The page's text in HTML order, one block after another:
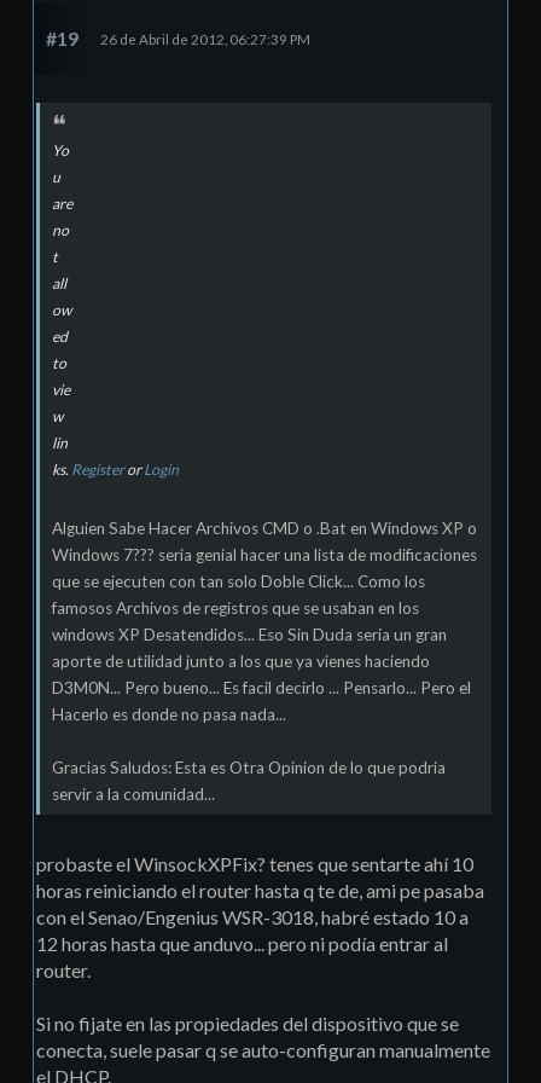
#19 26 de Abril de 2012, 06:27:39 PM
Yo
u
are
no
t
all
ow
ed
to
vie
w
lin
ks. RegisterorLogin
Alguien Sabe Hacer Archivos CMD o .Bat en Windows XP o
Windows 7??? seria genial hacer una lista de modificaciones
que se ejecuten con tan solo Doble Click... Como los
famosos Archivos de registros que se usaban en los
windows XP Desatendidos... Eso Sin Duda seria un gran
aporte de utilidad junto a los que ya vienes haciendo
D3M0N... Pero bueno... Es facil decirlo ... Pensarlo... Pero el
Hacerlo es donde no pasa nada...
Gracias Saludos: Esta es Otra Opinion de lo que podria
servir a la comunidad...
probaste el WinsockXPFix? tenes que sentarte ahí 10
horas reiniciando el router hasta q te de, ami pe pasaba
con el Senao/Engenius WSR-3018, habré estado 10 a
12 horas hasta que anduvo... pero ni podía entrar al
router.
Si no fijate en las propiedades del dispositivo que se
conecta, suele pasar q se auto-configuran manualmente
el DHCP.